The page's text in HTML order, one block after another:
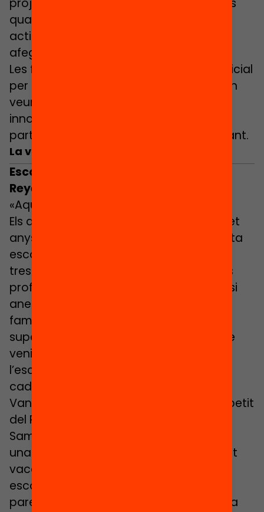
projectes d’innovació forts en marxa als
quals es van voler sumar com a pares
actius en l’educació dels seus fills per
afegir la seva energia al col·lectiu.
Les famílies reafirmen la seva aposta inicial
per les escoles i instituts dels seus fills en
veure que s’ha consolidat un projecte
innovador i singular en el qual la seva
participació ha tingut un paper important.
La veu de les famílies
Escola Samuntada (Sabadell)
Reyes Serra, il·lustrador
«Aquí, com a pare, penques molt»
Els dos fills del Reyes Serra, l’Arnau, de set
anys, i el Jan, de tres, són nous a la petita
escola Samuntada i, tot i que només fa
tres mesos que hi van, coneixen tots els
professors i la resta dels alumnes com si
anessin anomenant els membres d’una
família. Per l’Arnau el canvi d’escola ha
suposat un gir a la seva vida. «Abans de
venir a la Samuntada no volia anar a
l’escola. Protestava cada dia, plorava
cada setembre».
Van aprofitar aquest curs en el qual el petit
del Reyes, el Jan, començava a la
Samuntada, per matricular a l’Arnau en
una plaça que per fortuna havia quedat
vacant. En poques setmanes, l’espai
escolar es va convertir, també per als
pares, en una altra casa, més gran, en la